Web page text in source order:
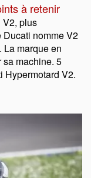
à retenir
V2, plus
Ducati nomme V2
La marque en
sa machine. 5
Hypermotard V2.